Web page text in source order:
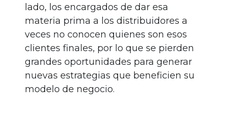
lado, los encargados de dar esa
materia prima a los distribuidores a
veces no conocen quienes son esos
clientes finales, por lo que se pierden
grandes oportunidades para generar
nuevas estrategias que beneficien su
modelo de negocio.